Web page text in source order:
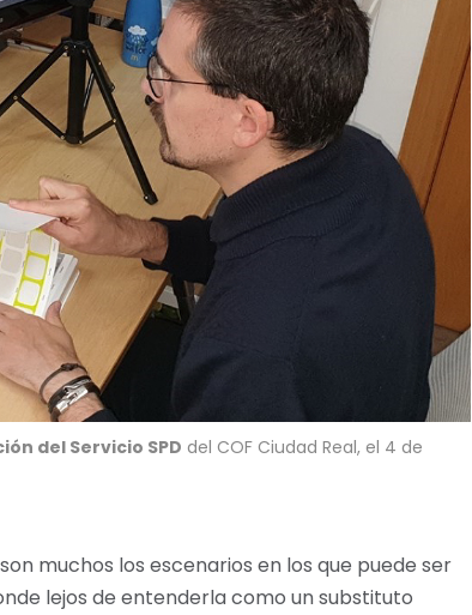
del Servicio SPD del COF Ciudad Real, el 4 de
muchos los escenarios en los que puede ser
lejos de entenderla como un substituto